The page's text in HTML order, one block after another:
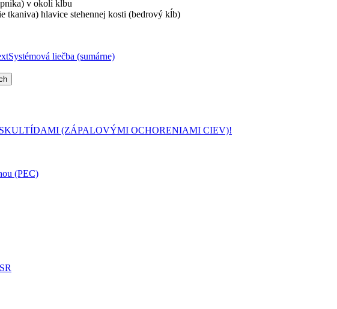
v okolí kĺbu
tkaniva) hlavice stehennej kosti (bedrový kĺb)
Systémová liečba (sumárne)
(ZÁPALOVÝMI OCHORENIAMI CIEV)!
(PEC)